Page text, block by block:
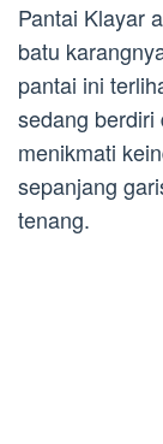
Pantai Klayar
batu
pantai ini
sedang berdiri
menikmati
sepanjang
tenang.